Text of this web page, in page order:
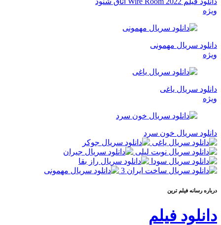
ویژه
دانلود سریال مهمونی
ویژه
دانلود سریال یاغی
ویژه
دانلود سریال خون سرد
درباره رسانه فيلم ترين
دانلود فیلم